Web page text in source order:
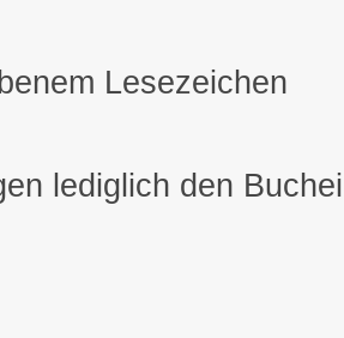
Lesezeichen
lediglich den